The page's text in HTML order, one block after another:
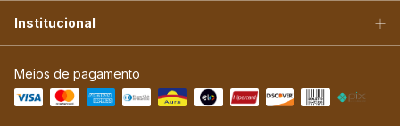
Institucional
Meios de pagamento